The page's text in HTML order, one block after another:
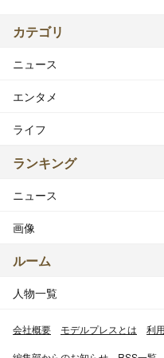
カテゴリ
ニュース
エンタメ
ライフ
ランキング
ニュース
画像
ルーム
人物一覧
会社概要 モデルプレスとは 利